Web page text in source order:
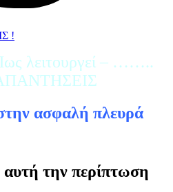
!
λειτουργεί – ……..
ΑΠΑΝΤΗΣΕΙΣ
ασφαλή πλευρά
αυτή την περίπτωση